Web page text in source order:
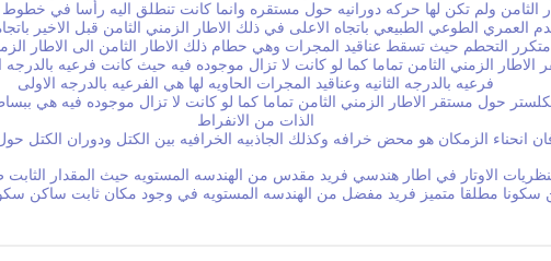
الثامن ولم تكن لها حركه دورانيه حول مستقره وانما كانت تنطلق اليه رأسا في
العمري الطوعي الطبيعي باتجاه الاعلى في ذلك الاطار الزمني الثامن قبل الاخير
التحطم حيث تسقط عناقيد المجرات وهي حطام ذلك الاطار الثامن الى الاطار
الزمني الثامن تماما كما لو كانت لا تزال موجوده فيه حيث كانت فرعيه
فرعيه بالدرجه الثانيه وعناقيد المجرات الحاويه لها هي الفرعيه بالدرجه الاولى
حول مستقر الاطار الزمني الثامن تماما كما لو كانت لا تزال موجوده فيه هي
الذات من الانفراط
انحناء الزمكان هو محض خرافه وكذلك الجاذبيه الخرافيه بين الكتل ودوران الكتل
الاوتار في اطار هندسي فريد مقدس من الهندسه المستويه حيث المقدار الثابت ط =
مطلقا متميز فريد مفضل من الهندسه المستويه في وجود مكان ثابت ساكن